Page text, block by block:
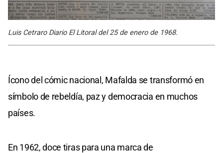
Luis Cetraro Diario El Litoral del 25 de enero de 1968.
Ícono del cómic nacional, Mafalda se transformó en
símbolo de rebeldía, paz y democracia en muchos
países.
En 1962, doce tiras para una marca de